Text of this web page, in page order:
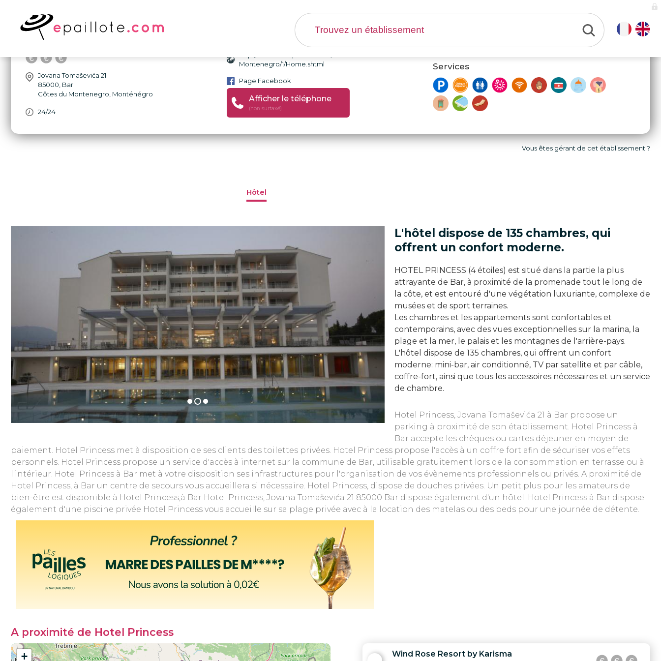
Hotel Princess - Hôtel Bar
Jovana Tomaševića 21
85000 Bar
Côtes du Montenegro Monténégro
24/24
Montenegro/1/Home.shtml
Page Facebook
Afficher le téléphone
(non surtaxé)
Services
Vous êtes gérant de cet établissement ?
Hôtel
L'hôtel dispose de 135 chambres, qui
offrent un confort moderne.
HOTEL PRINCESS (4 étoiles) est situé dans la partie la plus
attrayante de Bar, à proximité de la promenade tout le long de
la côte, et est entouré d'une végétation luxuriante, complexe de
musées et de sport terraines.
Les chambres et les appartements sont confortables et
contemporains, avec des vues exceptionnelles sur la marina, la
plage et la mer, le palais et les montagnes de l'arrière-pays.
L'hôtel dispose de 135 chambres, qui offrent un confort
moderne: mini-bar, air conditionné, TV par satellite et par câble,
coffre-fort, ainsi que tous les accessoires nécessaires et un service
de chambre.
Hotel Princess, Jovana Tomaševića 21 à Bar propose un
parking à proximité de son établissement. Hotel Princess à
Bar accepte les chèques ou cartes déjeuner en moyen de
paiement. Hotel Princess met à disposition de ses clients des toilettes privées. Hotel Princess propose l'accès à un coffre fort afin de sécuriser vos effets
personnels. Hotel Princess propose un service d'accès à internet sur la commune de Bar, utilisable gratuitement lors de la consommation en terrasse ou à
l'intérieur. Hotel Princess à Bar met à votre disposition ses infrastructures pour l'organisation de vos évènements professionnels ou privés. A proximité de
Hotel Princess, à Bar un centre de secours vous accueillera si nécessaire. Hotel Princess, dispose de douches privées. Un petit plus pour les amateurs de
bien-être est disponible à Hotel Princess,à Bar Hotel Princess, Jovana Tomaševića 21 85000 Bar dispose également d'un hôtel. Hotel Princess à Bar dispose
également d'une piscine privée Hotel Princess vous accueille sur sa plage privée avec à la location des matelas ou des beds pour une journée de détente.
A proximité de Hotel Princess
+
Wind Rose Resort by Karisma